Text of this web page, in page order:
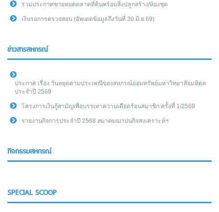
รวมประกาศขายทอดตลาดที่ดินพร้อมสิ่งปลูกสร้าง/ห้องชุด
เงินรอการตรวจสอบ (อัพเดดข้อมูลถึงวันที่ 30 มิ.ย.69)
ข่าวสารสหกรณ์
ประกาศ เรื่อง วันหยุดตามประเพณีของสหกรณ์ออมทรัพย์มหาวิทยาลัยมหิดล
ประจำปี 2569
โครงการเงินกู้สามัญเพื่อบรรเทาความเดือดร้อนสมาชิก ครั้งที่ 1/2569
รายงานกิจการประจำปี 2568 สมาคมฌาปนกิจสงเคราะห์ฯ
กิจกรรมสหกรณ์
SPECIAL SCOOP